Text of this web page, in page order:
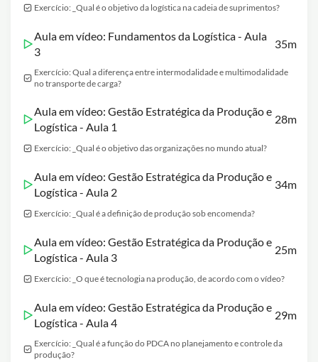
Exercício: _Qual é o objetivo da logística na cadeia de suprimentos?
Aula em vídeo: Fundamentos da Logística - Aula
3
35m
Exercício: Qual a diferença entre intermodalidade e multimodalidade
no transporte de carga?
Aula em vídeo: Gestão Estratégica da Produção e
Logística - Aula 1
28m
Exercício: _Qual é o objetivo das organizações no mundo atual?
Aula em vídeo: Gestão Estratégica da Produção e
Logística - Aula 2
34m
Exercício: _Qual é a definição de produção sob encomenda?
Aula em vídeo: Gestão Estratégica da Produção e
Logística - Aula 3
25m
Exercício: _O que é tecnologia na produção, de acordo com o vídeo?
Aula em vídeo: Gestão Estratégica da Produção e
Logística - Aula 4
29m
Exercício: _Qual é a função do PDCA no planejamento e controle da
produção?